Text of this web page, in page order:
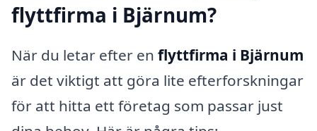
flyttfirma i Bjärnum?
När du letar efter en flyttfirma i Bjärnum
är det viktigt att göra lite efterforskningar
för att hitta ett företag som passar just